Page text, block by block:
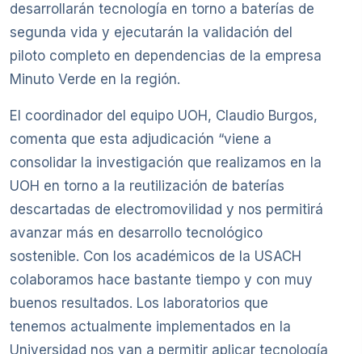
desarrollarán tecnología en torno a baterías de
segunda vida y ejecutarán la validación del
piloto completo en dependencias de la empresa
Minuto Verde en la región.
El coordinador del equipo UOH, Claudio Burgos,
comenta que esta adjudicación “viene a
consolidar la investigación que realizamos en la
UOH en torno a la reutilización de baterías
descartadas de electromovilidad y nos permitirá
avanzar más en desarrollo tecnológico
sostenible. Con los académicos de la USACH
colaboramos hace bastante tiempo y con muy
buenos resultados. Los laboratorios que
tenemos actualmente implementados en la
Universidad nos van a permitir aplicar tecnología